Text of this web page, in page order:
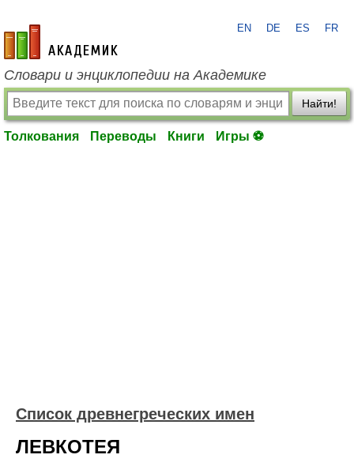
academic.ru
EN DE ES FR
Словари и энциклопедии на Академике
Найти!
Толкования Переводы Книги Игры ⚽
Список древнегреческих имен
ЛЕВКОТЕЯ